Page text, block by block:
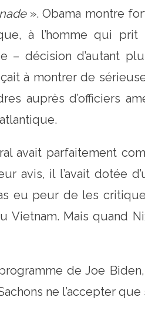
». Obama montre
à l’homme qui prit
– décision d’autant
à montrer de
auprès d’officiers
avait parfaitement
avis, il l’avait dotée
eu peur de les
Vietnam. Mais quand
de Joe
ne l’accepter